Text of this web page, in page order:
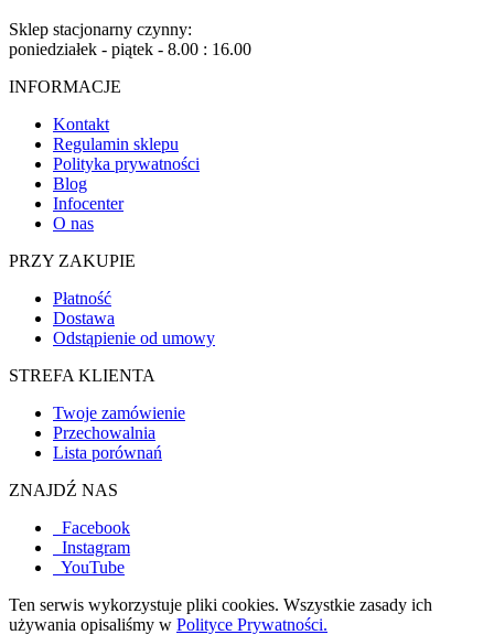
Sklep stacjonarny czynny:
poniedziałek - piątek - 8.00 : 16.00
INFORMACJE
Kontakt
Regulamin sklepu
Polityka prywatności
Blog
Infocenter
O nas
PRZY ZAKUPIE
Płatność
Dostawa
Odstąpienie od umowy
STREFA KLIENTA
Twoje zamówienie
Przechowalnia
Lista porównań
ZNAJDŹ NAS
Facebook
Instagram
YouTube
Ten serwis wykorzystuje pliki cookies. Wszystkie zasady ich
używania opisaliśmy w Polityce Prywatności.